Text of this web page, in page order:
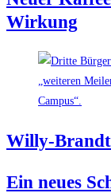
Wirkung
Wil­ly-
Ein neu­es